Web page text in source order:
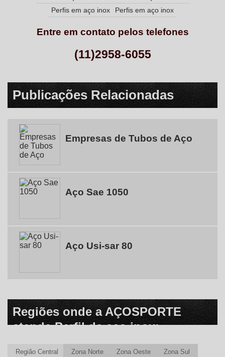
Perfis em aço inox
Perfis em aço inox
Entre em contato pelos telefones
(11)2958-6055
Publicações Relacionadas
Empresas de Tubos de Aço
Aço Sae 1050
Aço Usi-sar 80
Regiões onde a AÇOSPORTE
atende Perfil de aço inox:
Região Central Zona Norte Zona Oeste Zona Sul